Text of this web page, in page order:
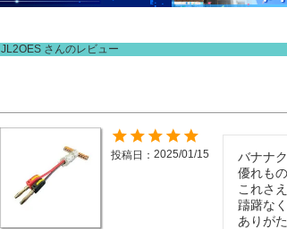
JL2OES さんのレビュー
投稿日 2025/01/15
バナナ
優れもの
これさ
躊躇な
ありが